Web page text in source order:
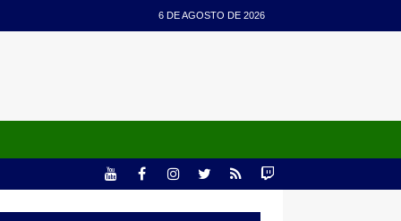
6 DE AGOSTO DE 2026